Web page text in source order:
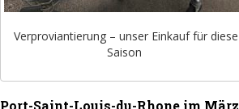
Verproviantierung – unser Einkauf für diese
Saison
Port-Saint-Louis-du-Rhone im